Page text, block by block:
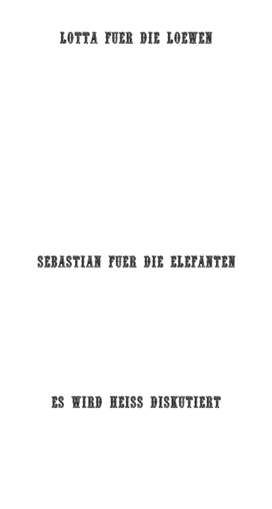
lotta fuer die loewen
Sebastian fuer die elefanten
es wird heiss diskutiert